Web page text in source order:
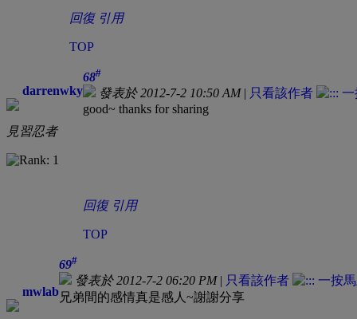
回復 引用
TOP
darrenwky
見習忍者
68#
發表於 2012-7-2 10:50 AM| 只看該作者
good~ thanks for sharing
回復 引用
TOP
mwlab
69#
發表於 2012-7-2 06:20 PM| 只看該作者
兄弟間的感情真是感人~謝謝分享